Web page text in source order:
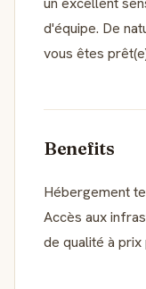
d'équipe. De
vous êtes
Benefits
Hébergement
Accès aux
de qualité à